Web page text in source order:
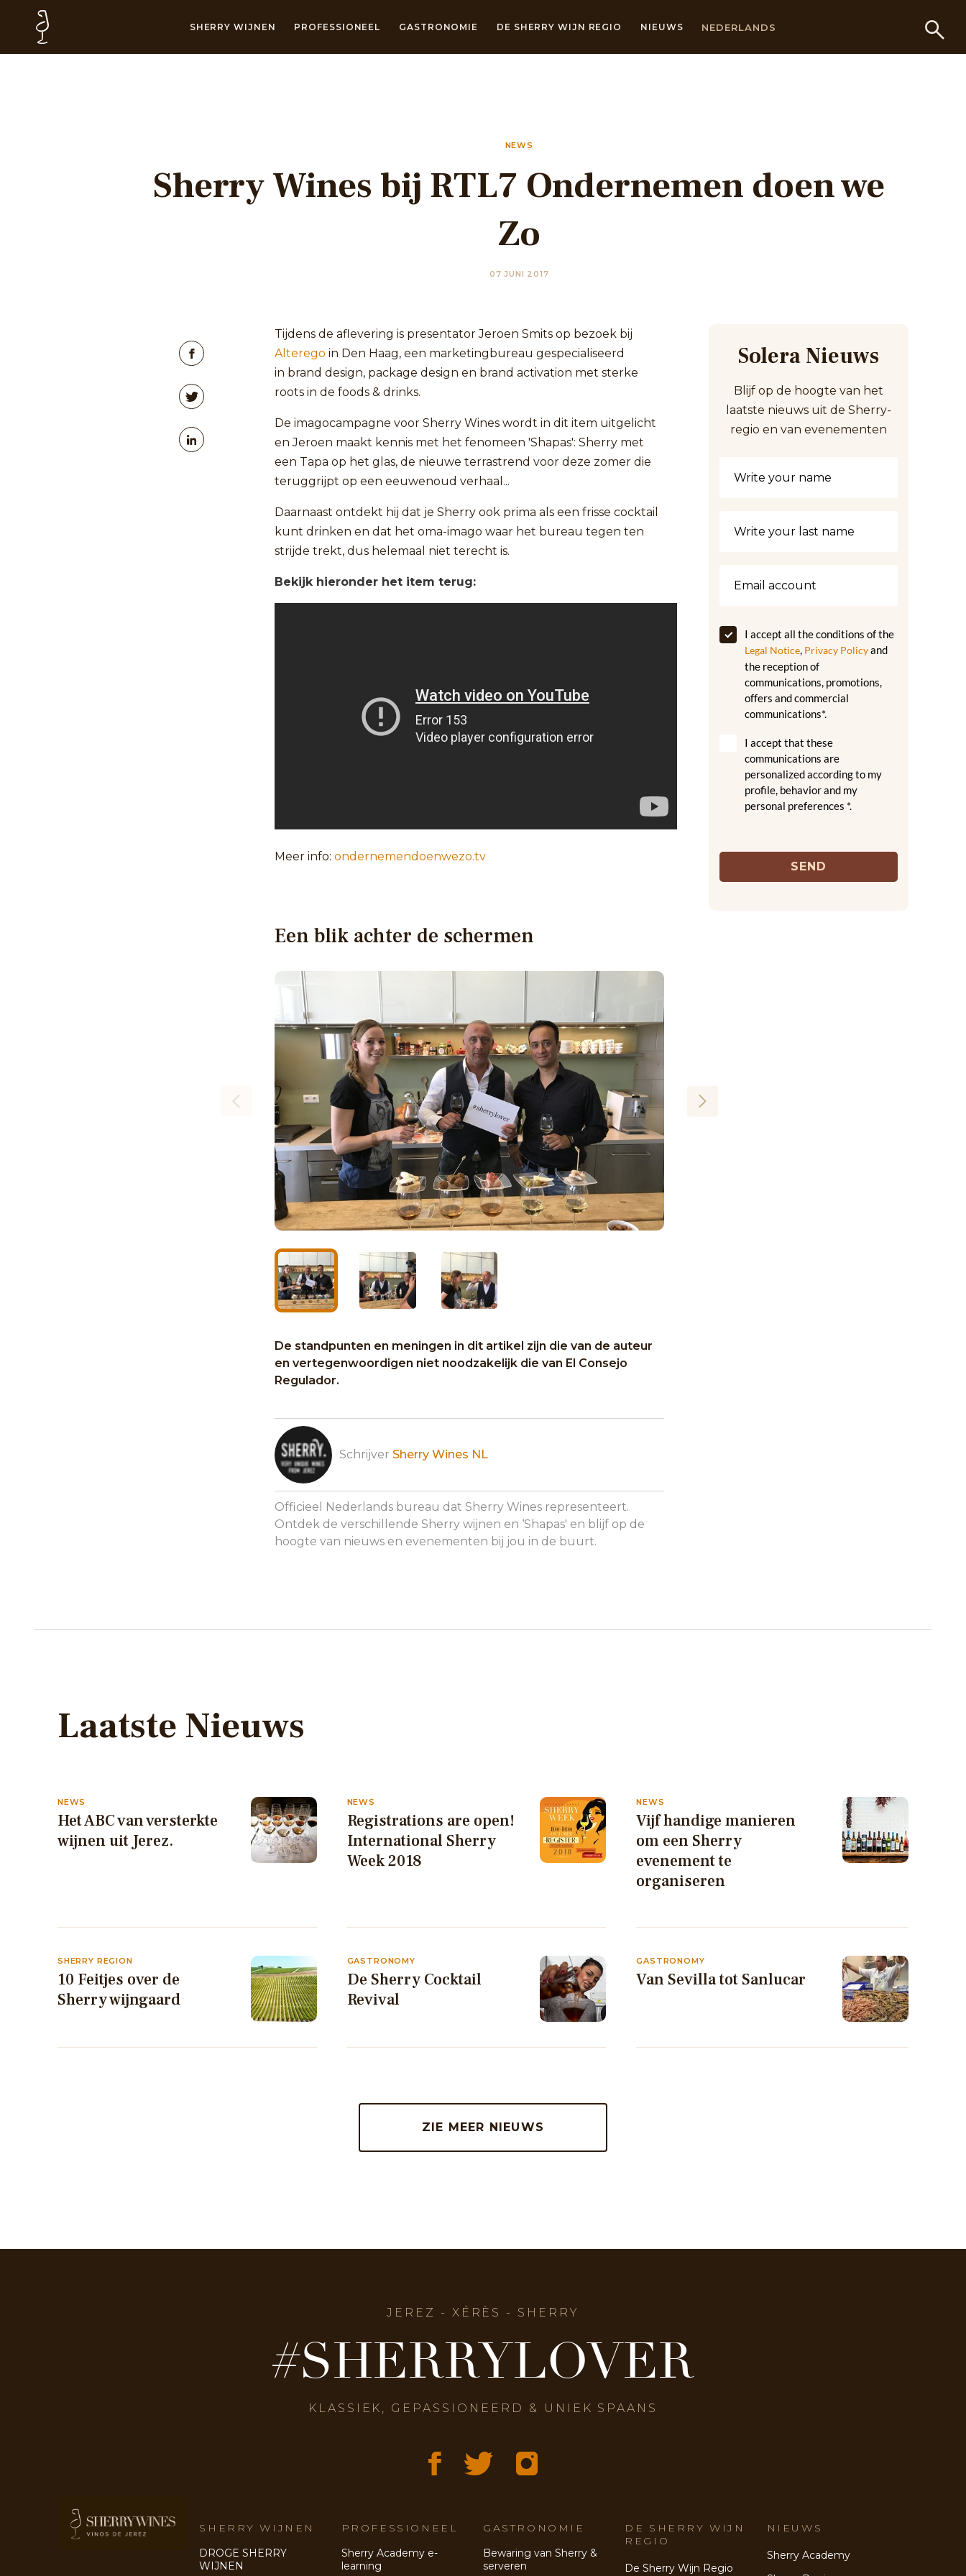
SHERRY WIJNEN PROFESSIONEEL GASTRONOMIE DE SHERRY WIJN REGIO NIEUWS NEDERLANDS
NEWS
Sherry Wines bij RTL7 Ondernemen doen we
Zo
07 JUNI 2017
Tijdens de aflevering is presentator Jeroen Smits op bezoek bij
Alterego in Den Haag, een marketingbureau gespecialiseerd
in brand design, package design en brand activation met sterke
roots in de foods & drinks.
De imagocampagne voor Sherry Wines wordt in dit item uitgelicht
en Jeroen maakt kennis met het fenomeen 'Shapas': Sherry met
een Tapa op het glas, de nieuwe terrastrend voor deze zomer die
teruggrijpt op een eeuwenoud verhaal...
Daarnaast ontdekt hij dat je Sherry ook prima als een frisse cocktail
kunt drinken en dat het oma-imago waar het bureau tegen ten
strijde trekt, dus helemaal niet terecht is.
Bekijk hieronder het item terug:
Meer info: ondernemendoenwezo.tv
Een blik achter de schermen
De standpunten en meningen in dit artikel zijn die van de auteur
en vertegenwoordigen niet noodzakelijk die van El Consejo
Regulador.
Schrijver Sherry Wines NL
Officieel Nederlands bureau dat Sherry Wines representeert.
Ontdek de verschillende Sherry wijnen en ‘Shapas' en blijf op de
hoogte van nieuws en evenementen bij jou in de buurt.
Solera Nieuws
Blijf op de hoogte van het
laatste nieuws uit de Sherry-
regio en van evenementen
I accept all the conditions of the
Legal Notice, Privacy Policyand
the reception of
communications, promotions,
offers and commercial
communications*.
I accept that these
communications are
personalized according to my
profile, behavior and my
personal preferences *.
SEND
Laatste Nieuws
NEWS
Het ABC van versterkte
wijnen uit Jerez.
NEWS
Registrations are open!
International Sherry
Week 2018
NEWS
Vijf handige manieren
om een Sherry
evenement te
organiseren
SHERRY REGION
10 Feitjes over de
Sherry wijngaard
GASTRONOMY
De Sherry Cocktail
Revival
GASTRONOMY
Van Sevilla tot Sanlucar
ZIE MEER NIEUWS
JEREZ - XÉRÈS - SHERRY
#SHERRYLOVER
KLASSIEK, GEPASSIONEERD & UNIEK SPAANS
SHERRY WIJNEN
DROGE SHERRY
WIJNEN
PROFESSIONEEL
Sherry Academy e-
learning
GASTRONOMIE
Bewaring van Sherry &
serveren
DE SHERRY WIJN
REGIO
De Sherry Wijn Regio
NIEUWS
Sherry Academy